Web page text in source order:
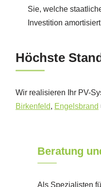
Sie, welche
Investition
Höchste
Wir realisieren Ihr PV-
Birkenfeld, Engelsbrand
Beratung
Als Spezialisten